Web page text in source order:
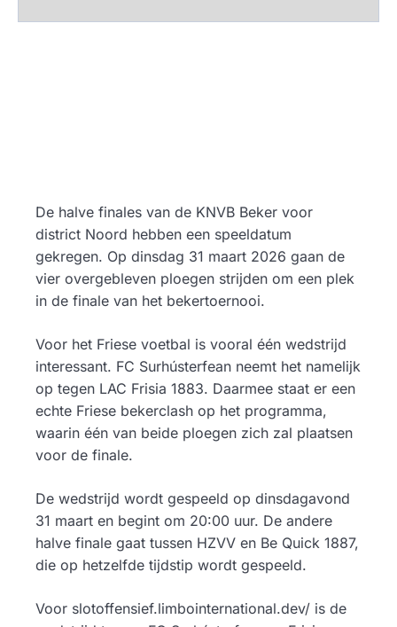
De halve finales van de KNVB Beker voor
district Noord hebben een speeldatum
gekregen. Op dinsdag 31 maart 2026 gaan de
vier overgebleven ploegen strijden om een plek
in de finale van het bekertoernooi.
Voor het Friese voetbal is vooral één wedstrijd
interessant. FC Surhústerfean neemt het namelijk
op tegen LAC Frisia 1883. Daarmee staat er een
echte Friese bekerclash op het programma,
waarin één van beide ploegen zich zal plaatsen
voor de finale.
De wedstrijd wordt gespeeld op dinsdagavond
31 maart en begint om 20:00 uur. De andere
halve finale gaat tussen HZVV en Be Quick 1887,
die op hetzelfde tijdstip wordt gespeeld.
Voor slotoffensief.limbointernational.dev/ is de